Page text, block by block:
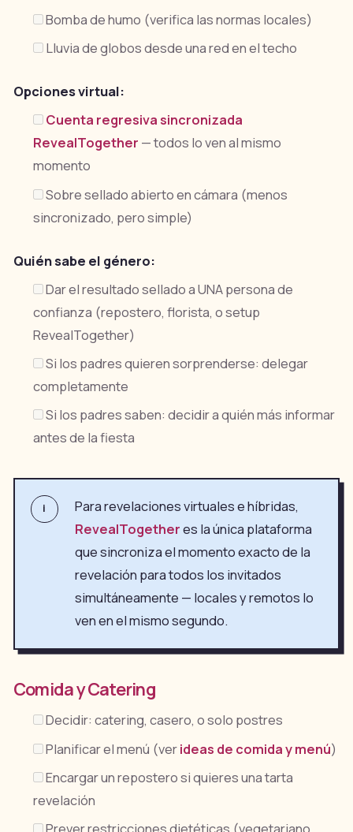
Bomba de humo (verifica las normas locales)
Lluvia de globos desde una red en el techo
Opciones virtual:
Cuenta regresiva sincronizada
RevealTogether — todos lo ven al mismo
momento
Sobre sellado abierto en cámara (menos
sincronizado, pero simple)
Quién sabe el género:
Dar el resultado sellado a UNA persona de
confianza (repostero, florista, o setup
RevealTogether)
Si los padres quieren sorprenderse: delegar
completamente
Si los padres saben: decidir a quién más informar
antes de la fiesta
i
Para revelaciones virtuales e híbridas,
RevealTogetheres la única plataforma
que sincroniza el momento exacto de la
revelación para todos los invitados
simultáneamente — locales y remotos lo
ven en el mismo segundo.
Comida y Catering
Decidir: catering, casero, o solo postres
Planificar el menú (verideas de comida y menú)
Encargar un repostero si quieres una tarta
revelación